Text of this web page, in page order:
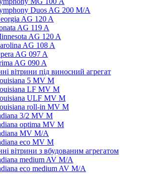
Duos AG 200 M/A
AG 120 A
AG 119 A
AG 120 A
AG 108 A
AG 097 A
AG 090 A
вітрини під виносний агрегат
5 MV M
LF MV M
ULF MV M
roll-in MV M
3/2 MV M
optima MV M
MV M/A
eco MV M
вітрини з вбудованим агрегатом
medium AV M/A
eco medium AV M/A